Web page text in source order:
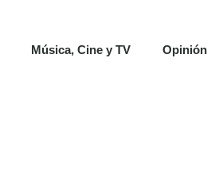
Música, Cine y TV Opinión